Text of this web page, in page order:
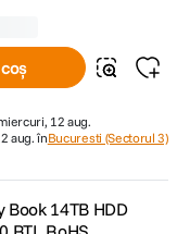
12 aug.
aug. înBucuresti (Sectorul 3)
Book 14TB HDD